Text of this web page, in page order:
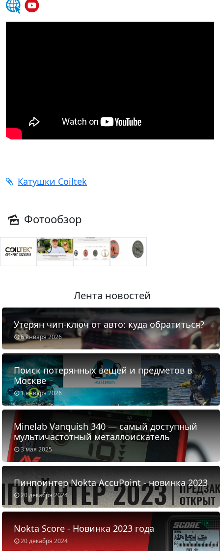
Катушки Coiltek
Фотообзор
Лента новостей
6 января 2026
Утерян чип-ключ от авто: куда обратиться?
1 января 2026
Поиск потерянных вещей и предметов в
Москве
3 мая 2025
Minelab Vanquish 340 — самый доступный
мультичастотный металлоискатель
20 декабря 2024
Пинпоинтер Nokta AccuPoint - новинка 2023
20 декабря 2024
Nokta Score - Новинка 2023 года